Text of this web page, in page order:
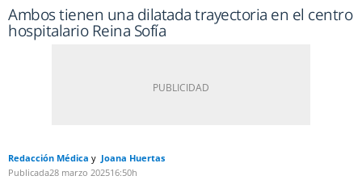
Ambos tienen una dilatada trayectoria en el centro
hospitalario Reina Sofía
Redacción Médica
Joana Huertas
Publicada28 marzo 202516:50h